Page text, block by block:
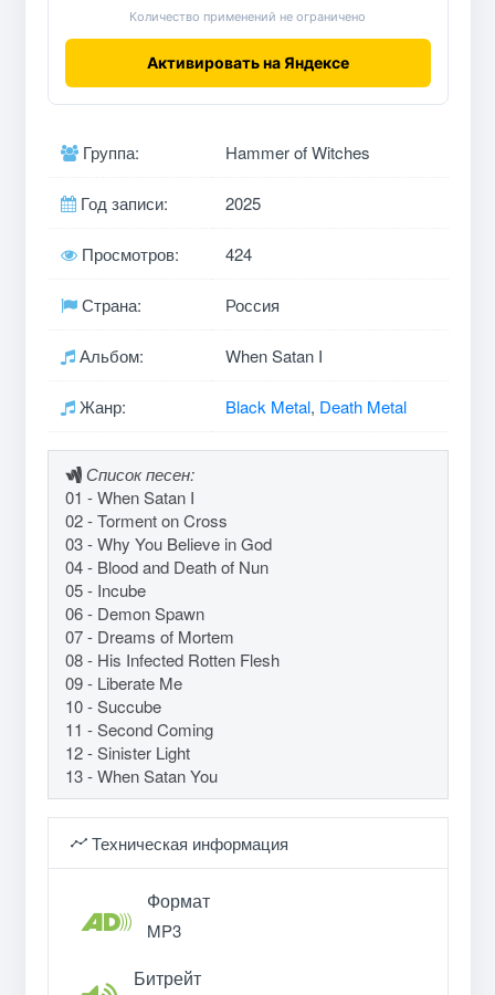
Количество применений не ограничено
Активировать на Яндексе
Группа: Hammer of Witches
Год записи: 2025
Просмотров: 424
Страна: Россия
Альбом: When Satan I
Жанр: Black Metal, Death Metal
Список песен:
01 - When Satan I
02 - Torment on Cross
03 - Why You Believe in God
04 - Blood and Death of Nun
05 - Incube
06 - Demon Spawn
07 - Dreams of Mortem
08 - His Infected Rotten Flesh
09 - Liberate Me
10 - Succube
11 - Second Coming
12 - Sinister Light
13 - When Satan You
Техническая информация
Формат
MP3
Битрейт